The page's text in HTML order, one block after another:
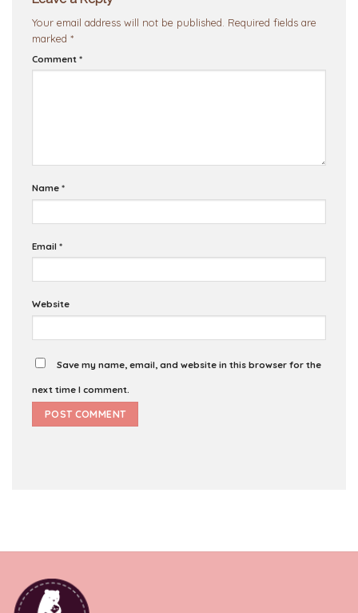
Your email address will not be published. Required fields are
marked *
Comment *
Name *
Email *
Website
Save my name, email, and website in this browser for the
next time I comment.